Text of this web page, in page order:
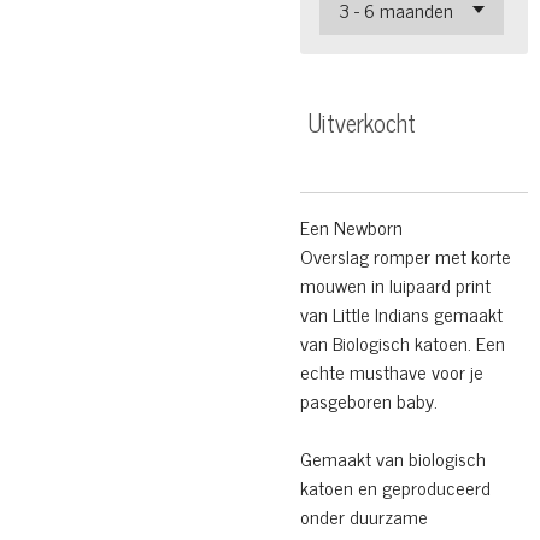
Uitverkocht
Een Newborn
Overslag romper met korte
mouwen in luipaard print
vanLittle Indians gemaakt
van Biologisch katoen. Een
echte musthave voorje
pasgeboren baby.
Gemaakt van biologisch
katoen en geproduceerd
onder duurzame